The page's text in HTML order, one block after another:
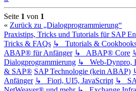
oben
Seite 1 von 1
« Zurück zu „Dialogprogrammierung“
Praxistips, Tricks und Tutorials für SAP
Tricks & FAQs ↳ Tutorials &
ABAP® für Anfänger ↳ ABAP® Core
Dialogprogrammierung ↳ Web-Dynpro,
& SAP® SAP Technologie (kein ABAP)
Anfänger ↳ Fiori, UI5, JavaScript ↳